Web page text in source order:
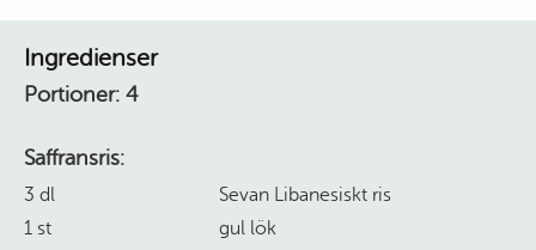
Ingredienser
Portioner: 4
Saffransris:
3 dl
Sevan Libanesiskt ris
1 st
gul lök